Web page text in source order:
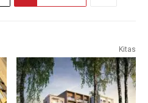
Kitas